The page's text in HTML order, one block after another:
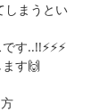
しまうとい
す..!!⚡️⚡️⚡️
す🙌